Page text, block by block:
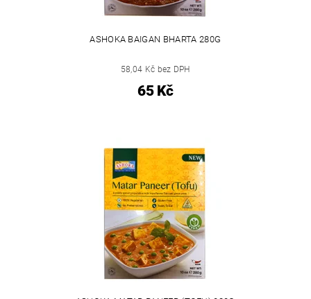
ASHOKA BAIGAN BHARTA 280G
58,04 Kč bez DPH
65 Kč